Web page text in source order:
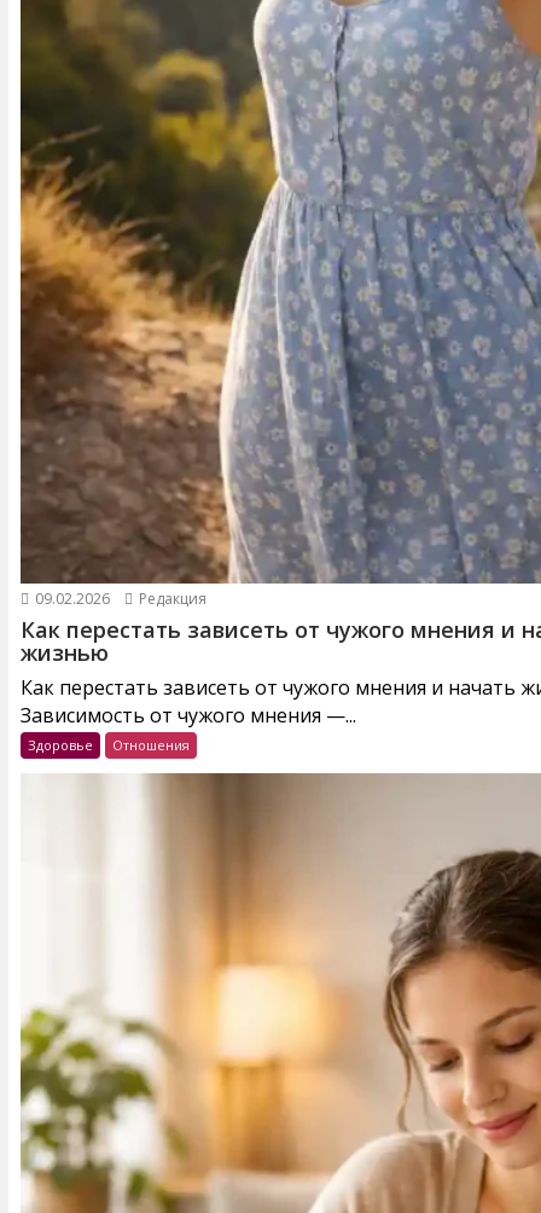
09.02.2026 Редакция
Как перестать зависеть от чужого мнения и
жизнью
Как перестать зависеть от чужого мнения и начать
Зависимость от чужого мнения —...
Здоровье Отношения